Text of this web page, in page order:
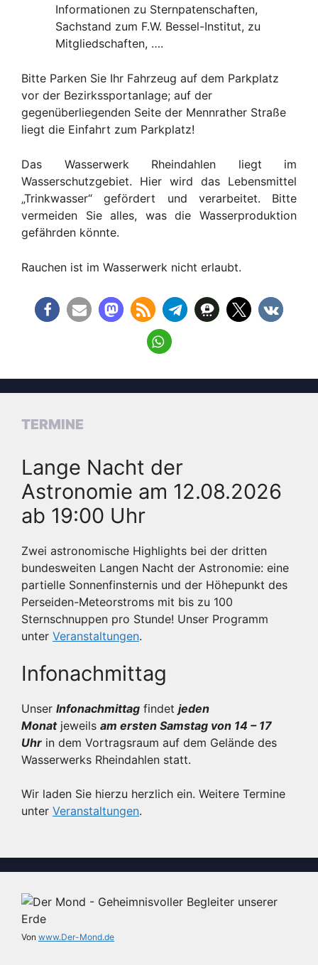
Informationen zu Sternpatenschaften,
Sachstand zum F.W. Bessel-Institut, zu
Mitgliedschaften, ….
Bitte Parken Sie Ihr Fahrzeug auf dem Parkplatz
vor der Bezirkssportanlage; auf der
gegenüberliegenden Seite der Mennrather Straße
liegt die Einfahrt zum Parkplatz!
Das Wasserwerk Rheindahlen liegt im
Wasserschutzgebiet. Hier wird das Lebensmittel
„Trinkwasser“ gefördert und verarbeitet. Bitte
vermeiden Sie alles, was die Wasserproduktion
gefährden könnte.
Rauchen ist im Wasserwerk nicht erlaubt.
TERMINE
Lange Nacht der
Astronomie am 12.08.2026
ab 19:00 Uhr
Zwei astronomische Highlights bei der dritten
bundesweiten Langen Nacht der Astronomie: eine
partielle Sonnenfinsternis und der Höhepunkt des
Perseiden-Meteorstroms mit bis zu 100
Sternschnuppen pro Stunde! Unser Programm
unter Veranstaltungen.
Infonachmittag
Unser Infonachmittag findet jeden
Monatjeweils am ersten Samstag von 14 – 17
Uhr in dem Vortragsraum auf dem Gelände des
Wasserwerks Rheindahlen statt.
Wir laden Sie hierzu herzlich ein. Weitere Termine
unter Veranstaltungen.
Von www.Der-Mond.de